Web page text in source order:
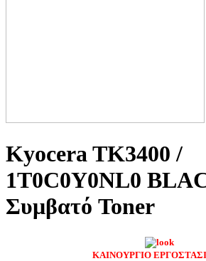
Kyocera TK3400 /
1T0C0Y0NL0
Συμβατό Toner
ΚΑΙΝΟΥΡΓΙΟ